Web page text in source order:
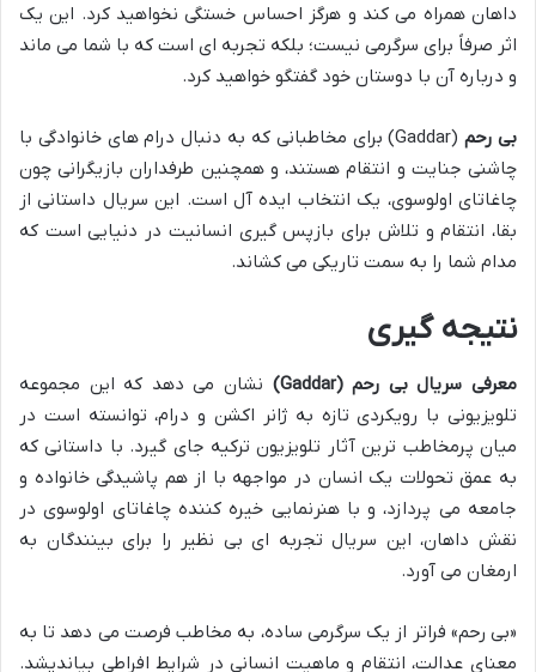
داهان همراه می کند و هرگز احساس خستگی نخواهید کرد. این یک
اثر صرفاً برای سرگرمی نیست؛ بلکه تجربه ای است که با شما می ماند
و درباره آن با دوستان خود گفتگو خواهید کرد.
بی رحم
(Gaddar) برای مخاطبانی که به دنبال درام های خانوادگی با
چاشنی جنایت و انتقام هستند، و همچنین طرفداران بازیگرانی چون
چاغاتای اولوسوی، یک انتخاب ایده آل است. این سریال داستانی از
بقا، انتقام و تلاش برای بازپس گیری انسانیت در دنیایی است که
مدام شما را به سمت تاریکی می کشاند.
نتیجه گیری
معرفی سریال بی رحم (Gaddar)
نشان می دهد که این مجموعه
تلویزیونی با رویکردی تازه به ژانر اکشن و درام، توانسته است در
میان پرمخاطب ترین آثار تلویزیون ترکیه جای گیرد. با داستانی که
به عمق تحولات یک انسان در مواجهه با از هم پاشیدگی خانواده و
جامعه می پردازد، و با هنرنمایی خیره کننده چاغاتای اولوسوی در
نقش داهان، این سریال تجربه ای بی نظیر را برای بینندگان به
ارمغان می آورد.
«بی رحم» فراتر از یک سرگرمی ساده، به مخاطب فرصت می دهد تا به
معنای عدالت، انتقام و ماهیت انسانی در شرایط افراطی بیاندیشد.